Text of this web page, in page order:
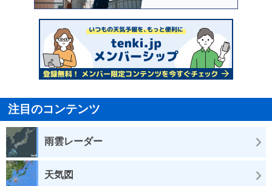
注目のコンテンツ
雨雲レーダー
天気図